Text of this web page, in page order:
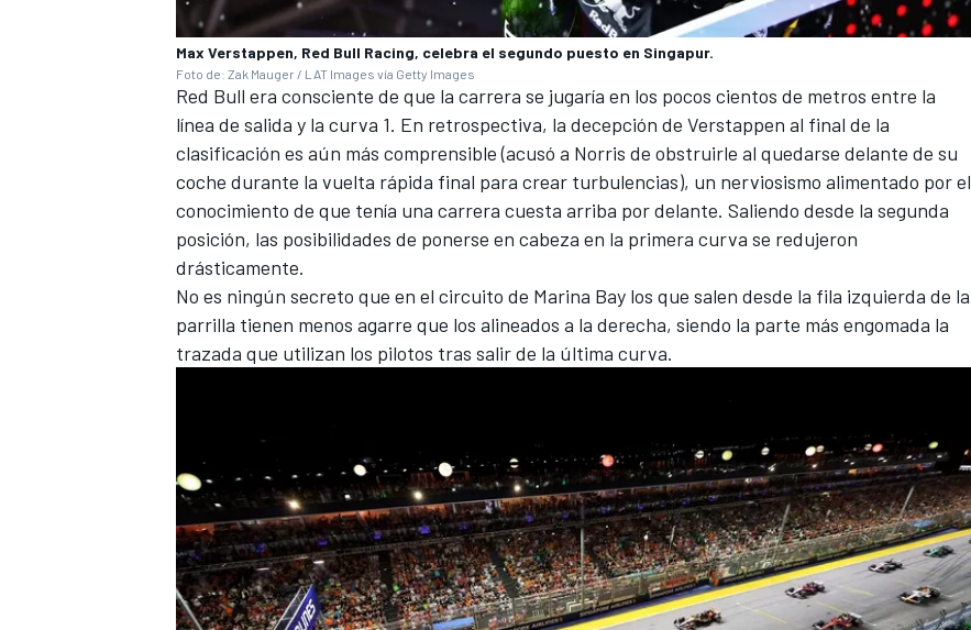
Max Verstappen, Red Bull Racing, celebra el segundo puesto en Singapur.
Foto de: Zak Mauger / LAT Images vía Getty Images
Red Bull era consciente de que la carrera se jugaría en los pocos cientos de metros entre la
línea de salida y la curva 1. En retrospectiva, la decepción de Verstappen al final de la
clasificación es aún más comprensible (acusó a Norris de obstruirle al quedarse delante de su
coche durante la vuelta rápida final para crear turbulencias), un nerviosismo alimentado por el
conocimiento de que tenía una carrera cuesta arriba por delante. Saliendo desde la segunda
posición, las posibilidades de ponerse en cabeza en la primera curva se redujeron
drásticamente.
No es ningún secreto que en el circuito de Marina Bay los que salen desde la fila izquierda de la
parrilla tienen menos agarre que los alineados a la derecha, siendo la parte más engomada la
trazada que utilizan los pilotos tras salir de la última curva.